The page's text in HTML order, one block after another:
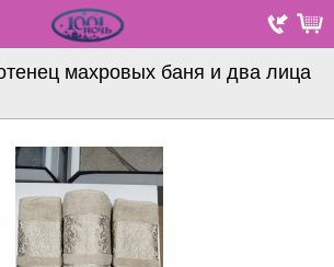
махровых баня и два лица